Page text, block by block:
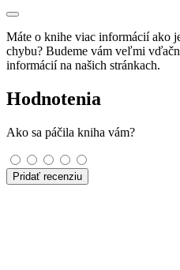
Máte o knihe viac informácií ako
chybu? Budeme vám veľmi
informácií na našich stránkach.
Hodnotenia
Ako sa páčila kniha vám?
Pridať recenziu